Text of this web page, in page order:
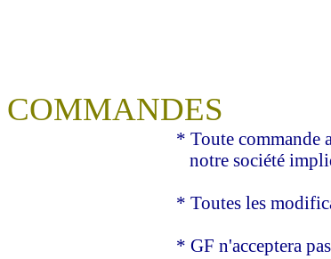
COMMANDES
* Toute commande auprès de notre
notre société implique donc
* Toutes les modifications
* GF n'acceptera pas d'annulations